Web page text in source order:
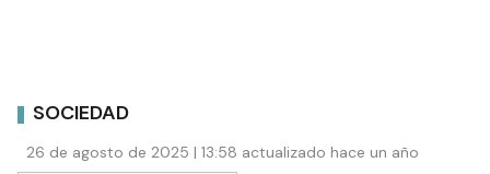
SOCIEDAD